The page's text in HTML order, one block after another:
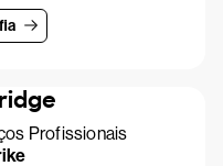
Profissionais